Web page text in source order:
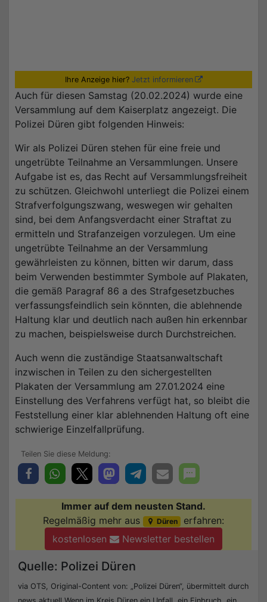
Ihre Anzeige hier? Jetzt informieren
Auch für diesen Samstag (20.02.2024) wurde eine
Versammlung auf dem Kaiserplatz angezeigt. Die
Polizei Düren gibt folgenden Hinweis:
Wir als Polizei Düren stehen für eine freie und
ungetrübte Teilnahme an Versammlungen. Unsere
Aufgabe ist es, das Recht auf Versammlungsfreiheit
zu schützen. Gleichwohl unterliegt die Polizei einem
Strafverfolgungszwang, weswegen wir gehalten
sind, bei dem Anfangsverdacht einer Straftat zu
ermitteln und Strafanzeigen vorzulegen. Um eine
ungetrübte Teilnahme an der Versammlung
gewährleisten zu können, bitten wir darum, dass
beim Verwenden bestimmter Symbole auf Plakaten,
die gemäß Paragraf 86 a des Strafgesetzbuches
verfassungsfeindlich sein könnten, die ablehnende
Haltung klar und deutlich nach außen hin erkennbar
zu machen, beispielsweise durch Durchstreichen.
Auch wenn die zuständige Staatsanwaltschaft
inzwischen in Teilen zu den sichergestellten
Plakaten der Versammlung am 27.01.2024 eine
Einstellung des Verfahrens verfügt hat, so bleibt die
Feststellung einer klar ablehnenden Haltung oft eine
schwierige Einzelfallprüfung.
Immer auf dem neusten Stand.
Regelmäßig mehr aus
Düren
erfahren:
kostenlosen
Newsletter bestellen
Quelle: Polizei Düren
via OTS, Original-Content von: „Polizei Düren“, übermittelt durch